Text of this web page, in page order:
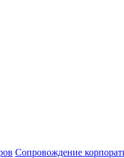
Сопровождение